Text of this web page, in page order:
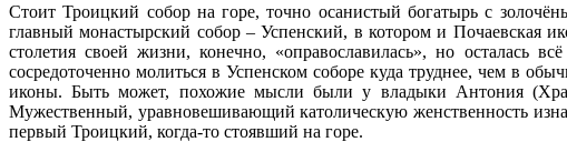
Стоит Троицкий собор на горе, точно осанистый богатырь с
главный монастырский собор – Успенский, в котором и Почаевская
столетия своей жизни, конечно, «оправославилась», но осталась
сосредоточенно молиться в Успенском соборе куда труднее, чем в
иконы. Быть может, похожие мысли были у владыки Антония
Мужественный, уравновешивающий католическую женственность
первый Троицкий, когда-то стоявший на горе.